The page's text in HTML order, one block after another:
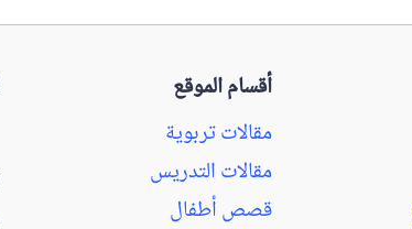
أقسام الموقع
مقالات تربوية
مقالات التدريس
قصص أطفال